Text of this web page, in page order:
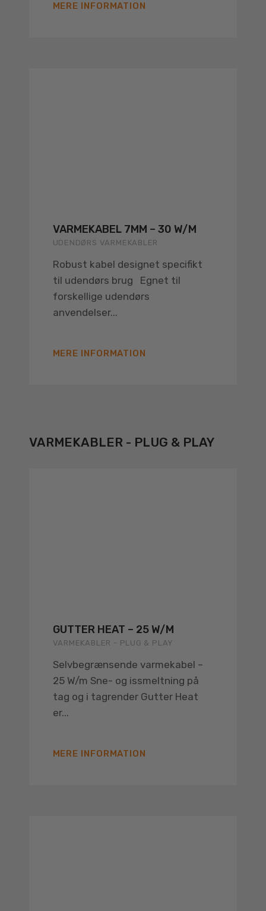
MERE INFORMATION
VARMEKABEL 7MM – 30 W/M
UDENDØRS VARMEKABLER
Robust kabel designet specifikt
til udendørs brug Egnet til
forskellige udendørs
anvendelser...
MERE INFORMATION
VARMEKABLER - PLUG & PLAY
GUTTER HEAT – 25 W/M
VARMEKABLER - PLUG & PLAY
Selvbegrænsende varmekabel –
25 W/m Sne- og issmeltning på
tag og i tagrender Gutter Heat
er...
MERE INFORMATION